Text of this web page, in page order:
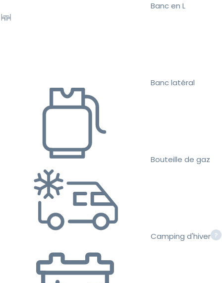
Banc en L
Banc latéral
Bouteille de gaz
Camping d'hiver